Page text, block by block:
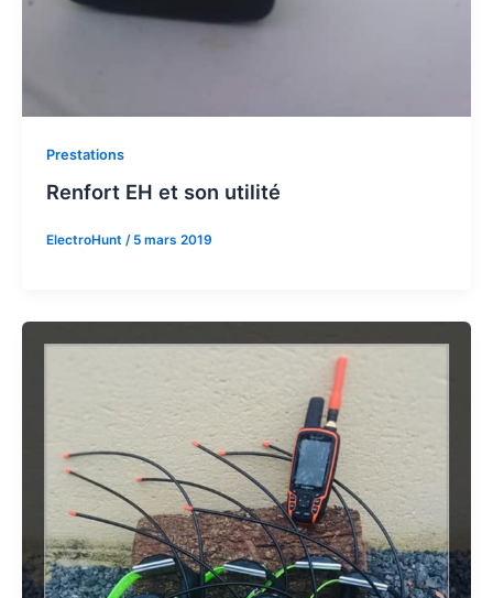
Prestations
Renfort EH et son utilité
ElectroHunt / 5 mars 2019